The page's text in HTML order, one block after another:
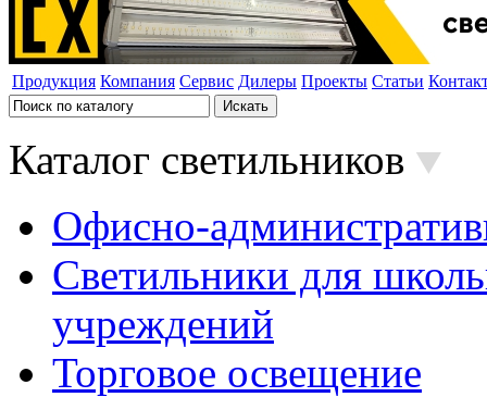
Продукция Компания Сервис Дилеры Проекты Статьи
Каталог светильников
Офисно-
Светильники для
учреждений
Торговое освещение